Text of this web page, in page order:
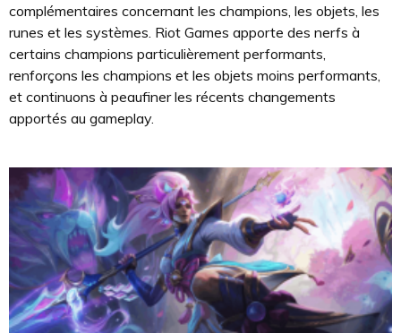
complémentaires concernant les champions, les objets, les
runes et les systèmes. Riot Games apporte des nerfs à
certains champions particulièrement performants,
renforçons les champions et les objets moins performants,
et continuons à peaufiner les récents changements
apportés au gameplay.